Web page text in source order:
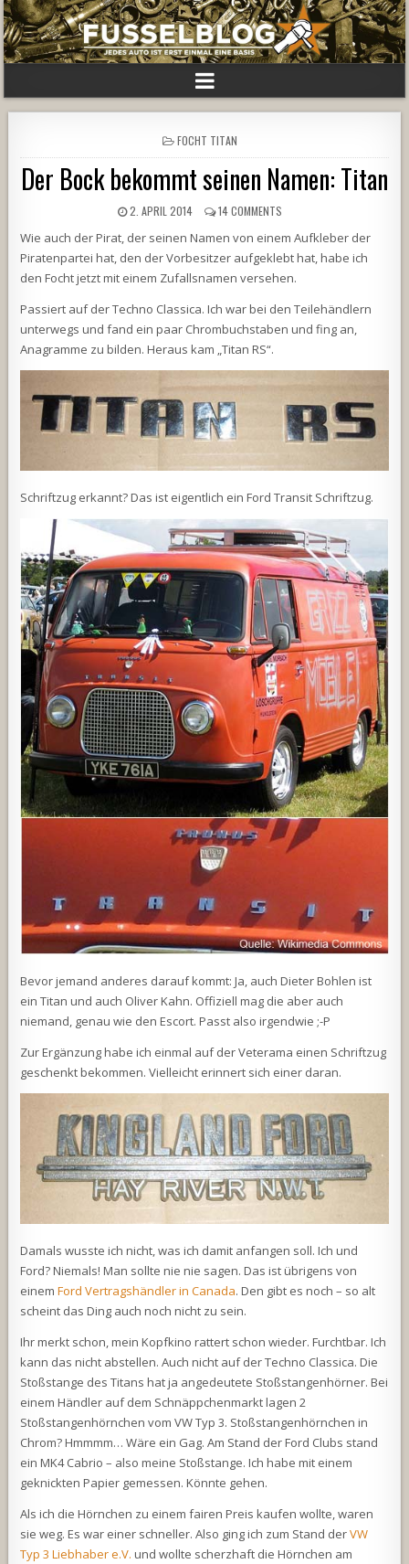
POSTED
IN
FOCHT TITAN
Der Bock bekommt seinen Namen: Titan
2. APRIL 2014 14 COMMENTS
Wie auch der Pirat, der seinen Namen von einem Aufkleber der
Piratenpartei hat, den der Vorbesitzer aufgeklebt hat, habe ich
den Focht jetzt mit einem Zufallsnamen versehen.
Passiert auf der Techno Classica. Ich war bei den Teilehändlern
unterwegs und fand ein paar Chrombuchstaben und fing an,
Anagramme zu bilden. Heraus kam „Titan RS“.
Schriftzug erkannt? Das ist eigentlich ein Ford Transit Schriftzug.
Bevor jemand anderes darauf kommt: Ja, auch Dieter Bohlen ist
ein Titan und auch Oliver Kahn. Offiziell mag die aber auch
niemand, genau wie den Escort. Passt also irgendwie ;-P
Zur Ergänzung habe ich einmal auf der Veterama einen Schriftzug
geschenkt bekommen. Vielleicht erinnert sich einer daran.
Damals wusste ich nicht, was ich damit anfangen soll. Ich und
Ford? Niemals! Man sollte nie nie sagen. Das ist übrigens von
einemFord Vertragshändler in Canada. Den gibt es noch – so alt
scheint das Ding auch noch nicht zu sein.
Ihr merkt schon, mein Kopfkino rattert schon wieder. Furchtbar. Ich
kann das nicht abstellen. Auch nicht auf der Techno Classica. Die
Stoßstange des Titans hat ja angedeutete Stoßstangenhörner. Bei
einem Händler auf dem Schnäppchenmarkt lagen 2
Stoßstangenhörnchen vom VW Typ 3. Stoßstangenhörnchen in
Chrom? Hmmmm… Wäre ein Gag. Am Stand der Ford Clubs stand
ein MK4 Cabrio – also meine Stoßstange. Ich habe mit einem
geknickten Papier gemessen. Könnte gehen.
Als ich die Hörnchen zu einem fairen Preis kaufen wollte, waren
sie weg. Es war einer schneller. Also ging ich zum Stand derVW
Typ 3 Liebhaber e.V. und wollte scherzhaft die Hörnchen am